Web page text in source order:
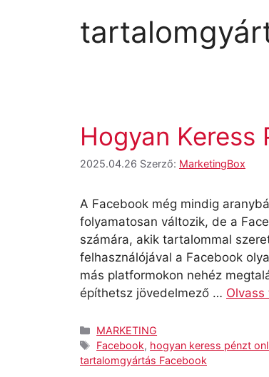
Hogyan Keress
2025.04.26 Szerző: MarketingBox
A Facebook még mindig
folyamatosan változik, de a
számára, akik tartalommal
felhasználójával a Facebook
más platformokon nehéz
építhetsz jövedelmező …
Kategória
MARKETING
Címkék
Facebook, hogyan keress pénzt
tartalomgyártás Facebook